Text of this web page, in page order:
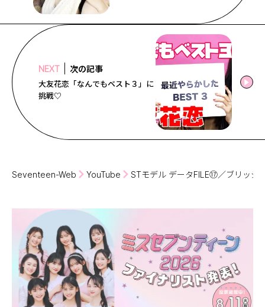
NEXT 次の記事
大友花恋「なんでもベスト３」に
挑戦♡
Seventeen-Web YouTube STモデル データFILE⑰／ブリッジ